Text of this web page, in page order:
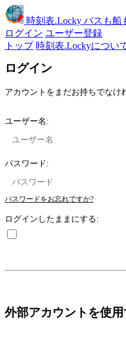
時刻表.Locky バスも船
ログイン ユーザー登録
トップ 時刻表.Lockyについ
ログイン
アカウントをまだお持ちでなけ
ユーザー名:
パスワード:
パスワードをお忘れですか?
ログインしたままにする:
外部アカウントを使用